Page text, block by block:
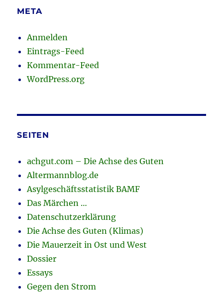
META
Anmelden
Eintrags-Feed
Kommentar-Feed
WordPress.org
SEITEN
achgut.com – Die Achse des Guten
Altermannblog.de
Asylgeschäftsstatistik BAMF
Das Märchen …
Datenschutzerklärung
Die Achse des Guten (Klimas)
Die Mauerzeit in Ost und West
Dossier
Essays
Gegen den Strom